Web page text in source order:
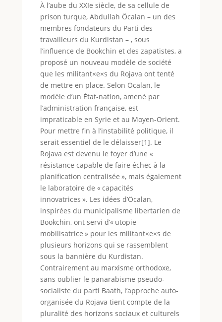
À l’aube du XXIe siècle, de sa cellule de
prison turque, Abdullah Öcalan – un des
membres fondateurs du Parti des
travailleurs du Kurdistan – , sous
l’influence de Bookchin et des zapatistes, a
proposé un nouveau modèle de société
que les militant×e×s du Rojava ont tenté
de mettre en place. Selon Öcalan, le
modèle d’un État-nation, amené par
l’administration française, est
impraticable en Syrie et au Moyen-Orient.
Pour mettre fin à l’instabilité politique, il
serait essentiel de le délaisser[1]. Le
Rojava est devenu le foyer d’une «
résistance capable de faire échec à la
planification centralisée », mais également
le laboratoire de « capacités
innovatrices ». Les idées d’Öcalan,
inspirées du municipalisme libertarien de
Bookchin, ont servi d’« utopie
mobilisatrice » pour les militant×e×s de
plusieurs horizons qui se rassemblent
sous la bannière du Kurdistan.
Contrairement au marxisme orthodoxe,
sans oublier le panarabisme pseudo-
socialiste du parti Baath, l’approche auto-
organisée du Rojava tient compte de la
pluralité des horizons sociaux et culturels